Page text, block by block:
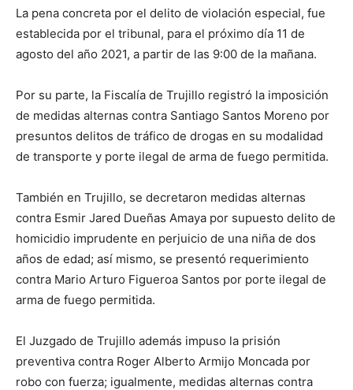
La pena concreta por el delito de violación especial, fue
establecida por el tribunal, para el próximo día 11 de
agosto del año 2021, a partir de las 9:00 de la mañana.
Por su parte, la Fiscalía de Trujillo registró la imposición
de medidas alternas contra Santiago Santos Moreno por
presuntos delitos de tráfico de drogas en su modalidad
de transporte y porte ilegal de arma de fuego permitida.
También en Trujillo, se decretaron medidas alternas
contra Esmir Jared Dueñas Amaya por supuesto delito de
homicidio imprudente en perjuicio de una niña de dos
años de edad; así mismo, se presentó requerimiento
contra Mario Arturo Figueroa Santos por porte ilegal de
arma de fuego permitida.
El Juzgado de Trujillo además impuso la prisión
preventiva contra Roger Alberto Armijo Moncada por
robo con fuerza; igualmente, medidas alternas contra